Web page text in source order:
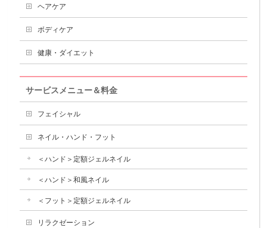
ヘアケア
ボディケア
健康・ダイエット
サービスメニュー＆料金
フェイシャル
ネイル・ハンド・フット
＜ハンド＞定額ジェルネイル
＜ハンド＞和風ネイル
＜フット＞定額ジェルネイル
リラクゼーション